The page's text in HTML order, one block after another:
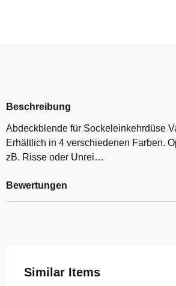
Beschreibung
Abdeckblende für Sockeleinkehrdüse
Erhältlich in 4 verschiedenen Farben.
zB. Risse oder Unrei…
Bewertungen
Produktgalerie überspringen
Similar Items